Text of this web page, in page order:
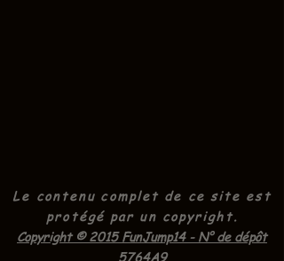
Le contenu complet de ce site est
protégé par un copyright.
Copyright © 2015 FunJump14 - N° de dépôt
5764A9